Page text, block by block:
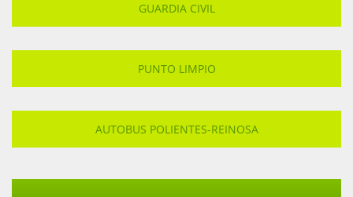
GUARDIA CIVIL
PUNTO LIMPIO
AUTOBUS POLIENTES-REINOSA